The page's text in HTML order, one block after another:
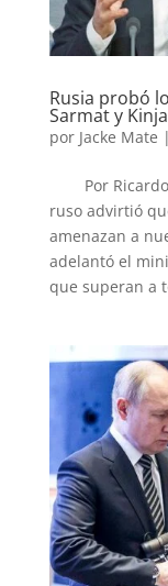
Rusia probó
Sarmat y
por Jacke Mate |
Por Ricardo
ruso advirtió
amenazan a
adelantó el
que superan a